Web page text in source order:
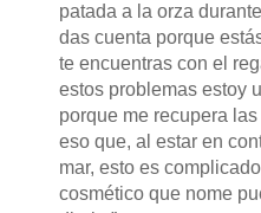
patada a la orza
das cuenta porque
te encuentras con el
estos problemas estoy
porque me recupera
eso que, al estar en
mar, esto es
cosmético que nome